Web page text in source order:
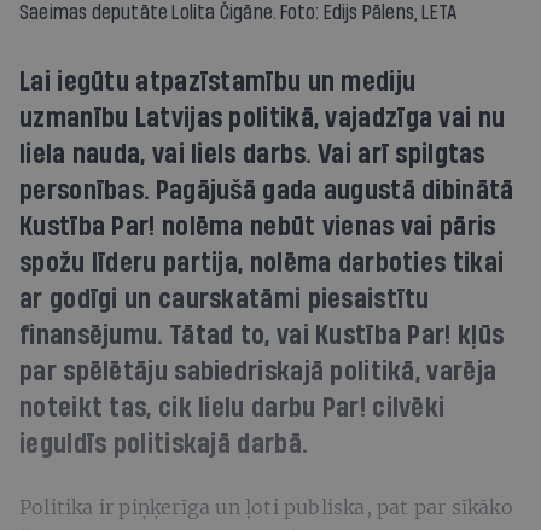
Saeimas deputāte Lolita Čigāne. Foto: Edijs Pālens, LETA
Lai iegūtu atpazīstamību un mediju
uzmanību Latvijas politikā, vajadzīga vai nu
liela nauda, vai liels darbs. Vai arī spilgtas
personības. Pagājušā gada augustā dibinātā
Kustība Par! nolēma nebūt vienas vai pāris
spožu līderu partija, nolēma darboties tikai
ar godīgi un caurskatāmi piesaistītu
finansējumu. Tātad to, vai Kustība Par! kļūs
par spēlētāju sabiedriskajā politikā, varēja
noteikt tas, cik lielu darbu Par! cilvēki
ieguldīs politiskajā darbā.
Politika ir piņķerīga un ļoti publiska, pat par sīkāko